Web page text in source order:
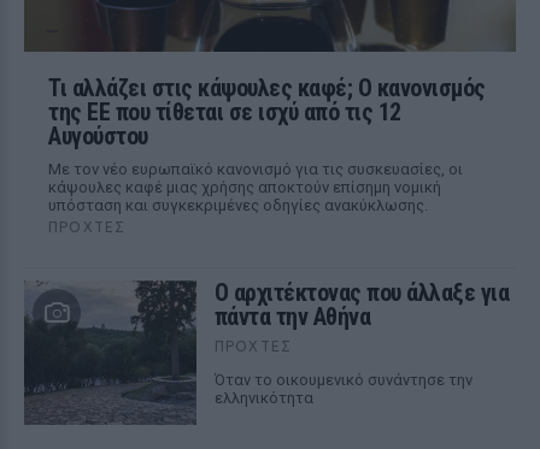
Τι αλλάζει στις κάψουλες καφέ; Ο κανονισμός
της ΕΕ που τίθεται σε ισχύ από τις 12
Αυγούστου
Με τον νέο ευρωπαϊκό κανονισμό για τις συσκευασίες, οι
κάψουλες καφέ μιας χρήσης αποκτούν επίσημη νομική
υπόσταση και συγκεκριμένες οδηγίες ανακύκλωσης.
ΠΡΟΧΤΈΣ
Ο αρχιτέκτονας που άλλαξε για
πάντα την Αθήνα
ΠΡΟΧΤΈΣ
Όταν το οικουμενικό συνάντησε την
ελληνικότητα